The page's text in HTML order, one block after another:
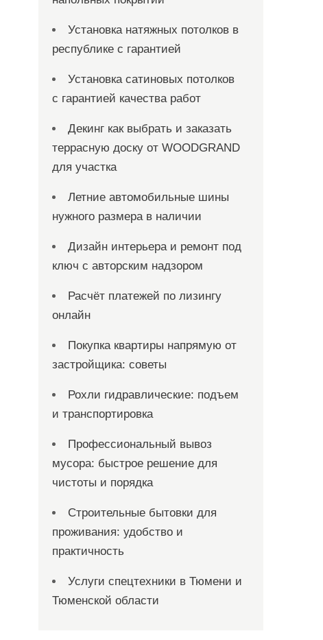
Установка натяжных потолков в
республике с гарантией
Установка сатиновых потолков
с гарантией качества работ
Декинг как выбрать и заказать
террасную доску от WOODGRAND
для участка
Летние автомобильные шины
нужного размера в наличии
Дизайн интерьера и ремонт под
ключ с авторским надзором
Расчёт платежей по лизингу
онлайн
Покупка квартиры напрямую от
застройщика: советы
Рохли гидравлические: подъем
и транспортировка
Профессиональный вывоз
мусора: быстрое решение для
чистоты и порядка
Строительные бытовки для
проживания: удобство и
практичность
Услуги спецтехники в Тюмени и
Тюменской области